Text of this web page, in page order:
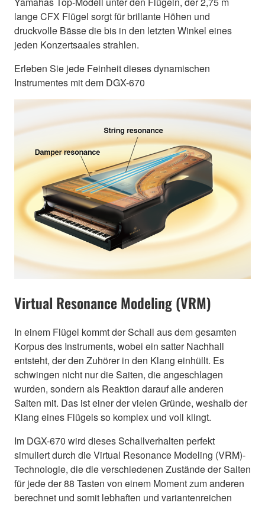
lange CFX Flügel sorgt für brillante Höhen und
druckvolle Bässe die bis in den letzten Winkel eines
jeden Konzertsaales strahlen.
Erleben Sie jede Feinheit dieses dynamischen
Instrumentes mit dem DGX-670
Virtual Resonance Modeling (VRM)
In einem Flügel kommt der Schall aus dem gesamten
Korpus des Instruments, wobei ein satter Nachhall
entsteht, der den Zuhörer in den Klang einhüllt. Es
schwingen nicht nur die Saiten, die angeschlagen
wurden, sondern als Reaktion darauf alle anderen
Saiten mit. Das ist einer der vielen Gründe, weshalb der
Klang eines Flügels so komplex und voll klingt.
Im DGX-670 wird dieses Schallverhalten perfekt
simuliert durch die Virtual Resonance Modeling (VRM)-
Technologie, die die verschiedenen Zustände der Saiten
für jede der 88 Tasten von einem Moment zum anderen
berechnet und somit lebhaften und variantenreichen